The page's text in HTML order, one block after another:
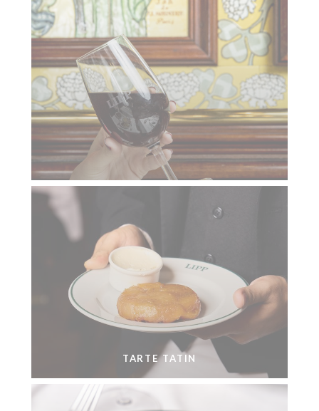
TARTE TATIN